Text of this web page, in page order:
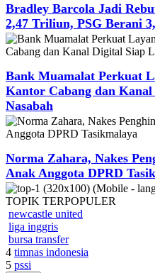
Bradley Barcola Jadi
2,47 Triliun, PSG Berani
Bank Muamalat Perkuat
Kantor Cabang dan
Nasabah
Norma Zahara, Nakes
Anak Anggota DPRD
TOPIK TERPOPULER
newcastle united
liga inggris
bursa transfer
4 timnas indonesia
5 pssi